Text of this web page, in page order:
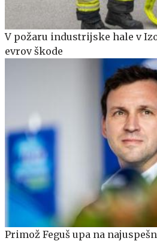
V požaru industrijske hale v
evrov škode
Primož Feguš upa na